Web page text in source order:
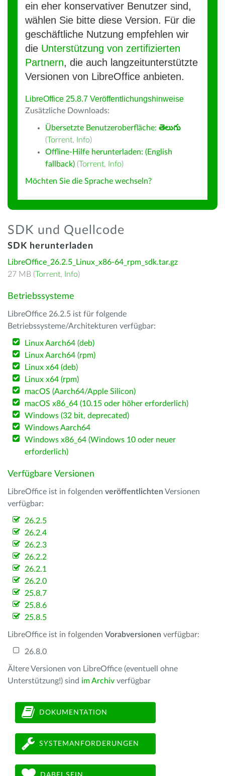
ein eher konservativer Benutzer sind,
wählen Sie bitte diese Version. Für die
geschäftliche Nutzung empfehlen wir
die Unterstützung von zertifizierten
Partnern, die auch langzeitunterstützte
Versionen von LibreOffice anbieten.
LibreOffice 25.8.7 Veröffentlichungshinweise
Zusätzliche Downloads:
Übersetzte Benutzeroberfläche: తెలుగు
(Torrent, Info)
Offline-Hilfe herunterladen: (English
fallback) (Torrent, Info)
Möchten Sie die Sprache wechseln?
SDK und Quellcode
SDK herunterladen
LibreOffice_26.2.5_Linux_x86-64_rpm_sdk.tar.gz
27 MB (Torrent, Info)
Betriebssysteme
LibreOffice 26.2.5 ist für folgende
Betriebssysteme/Architekturen verfügbar:
Linux Aarch64 (deb)
Linux Aarch64 (rpm)
Linux x64 (deb)
Linux x64 (rpm)
macOS (Aarch64/Apple Silicon)
macOS x86_64 (10.15 oder höher erforderlich)
Windows (32 bit, deprecated)
Windows Aarch64
Windows x86_64 (Windows 10 oder neuer
erforderlich)
Verfügbare Versionen
LibreOffice ist in folgenden veröffentlichten Versionen
verfügbar:
26.2.5
26.2.4
26.2.3
26.2.2
26.2.1
26.2.0
25.8.7
25.8.6
25.8.5
LibreOffice ist in folgenden Vorabversionen verfügbar:
26.8.0
Ältere Versionen von LibreOffice (eventuell ohne
Unterstützung!) sind im Archiv verfügbar
DOKUMENTATION
SYSTEMANFORDERUNGEN